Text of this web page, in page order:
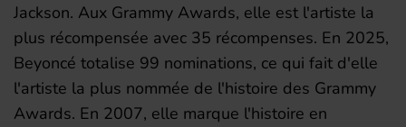
Jackson. Aux Grammy Awards, elle est l'artiste la
plus récompensée avec 35 récompenses. En 2025,
Beyoncé totalise 99 nominations, ce qui fait d'elle
l'artiste la plus nommée de l'histoire des Grammy
Awards. En 2007, elle marque l'histoire en